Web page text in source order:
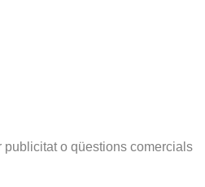
publicitat o qüestions comercials